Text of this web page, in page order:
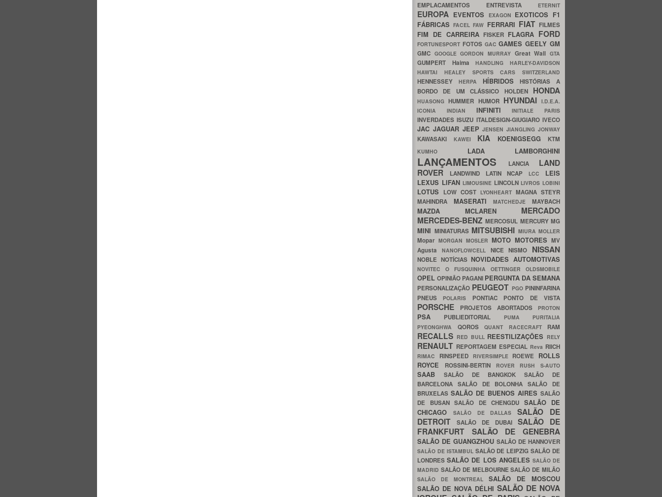
EMPLACAMENTOS ENTREVISTA ETERNIT
EUROPA EVENTOS EXAGON EXOTICOS F1
FÁBRICASFACELFAW FERRARI FIAT FILMES
FIM DE CARREIRA FISKER FLAGRA FORD
FORTUNESPORT FOTOS GACGAMESGEELYGM
GMC GOOGLEGORDON MURRAY Great WallGTA
GUMPERT HaimaHANDLINGHARLEY-DAVIDSON
HAWTAI HEALEY SPORTS CARS SWITZERLAND
HENNESSEY HERPA HÍBRIDOSHISTÓRIAS A
BORDO DE UM CLÁSSICO HOLDEN HONDA
HUASONGHUMMER HUMOR HYUNDAI I.D.E.A.
ICONIA INDIAN INFINITIINITIALE PARIS
INVERDADESISUZU ITALDESIGN-GIUGIAROIVECO
JAC JAGUAR JEEPJENSENJIANGLINGJONWAY
KAWASAKI KAWEI KIA KOENIGSEGG KTM
KUMHO LADA LAMBORGHINI
LANÇAMENTOS LANCIA LAND
ROVER
LANDWIND LATIN NCAP LCC LEIS
LEXUS LIFAN LIMOUSINE LINCOLN LIVROS LOBINI
LOTUS LOW COST LYONHEART MAGNA STEYR
MAHINDRA MASERATIMATCHEDJEMAYBACH
MAZDA MCLAREN MERCADO
MERCEDES-BENZMERCOSUL MERCURYMG
MINI MINIATURAS MITSUBISHI MIURA MOLLER
Mopar MORGAN MOSLER MOTO MOTORES MV
Agusta NANOFLOWCELL NICENISMO NISSAN
NOBLE NOTÍCIAS NOVIDADES AUTOMOTIVAS
NOVITEC O FUSQUINHA OETTINGER OLDSMOBILE
OPEL OPINIÃO PAGANI PERGUNTA DA SEMANA
PERSONALIZAÇÃO PEUGEOT PGO PININFARINA
PNEUS
POLARIS PONTIAC PONTO DE VISTA
PORSCHE PROJETOS ABORTADOS PROTON
PSA PUBLIEDITORIAL PUMA PURITALIA
PYEONGHWA QOROS QUANT RACECRAFT RAM
RECALLS RED BULL REESTILIZAÇÕES RELY
RENAULT REPORTAGEM ESPECIAL Reva RIICH
RIMAC RINSPEED RIVERSIMPLE ROEWE ROLLS
ROYCE
ROSSINI-BERTIN ROVER RUSH S-AUTO
SAAB SALÃO DE BANGKOKSALÃO DE
BARCELONA SALÃO DE BOLONHASALÃO DE
BRUXELAS SALÃO DE BUENOS AIRES SALÃO
DE BUSAN SALÃO DE CHENGDU SALÃO DE
CHICAGO
SALÃO DE DALLASSALÃO DE
DETROIT
SALÃO DE DUBAI SALÃO DE
FRANKFURT SALÃO DE GENEBRA
SALÃO DE GUANGZHOU SALÃO DE HANNOVER
SALÃO DE ISTAMBUL SALÃO DE LEIPZIGSALÃO DE
LONDRESSALÃO DE LOS ANGELES SALÃO DE
MADRID SALÃO DE MELBOURNESALÃO DE MILÃO
SALÃO DE MONTREAL SALÃO DE MOSCOU
SALÃO DE NOVA DÉLHI SALÃO DE NOVA